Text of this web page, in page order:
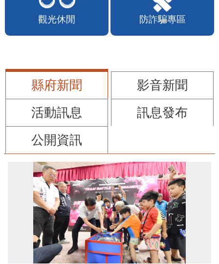
觀光休閒 防詐騙專區
縣府新聞
影音新聞
活動訊息
訊息發布
公開資訊